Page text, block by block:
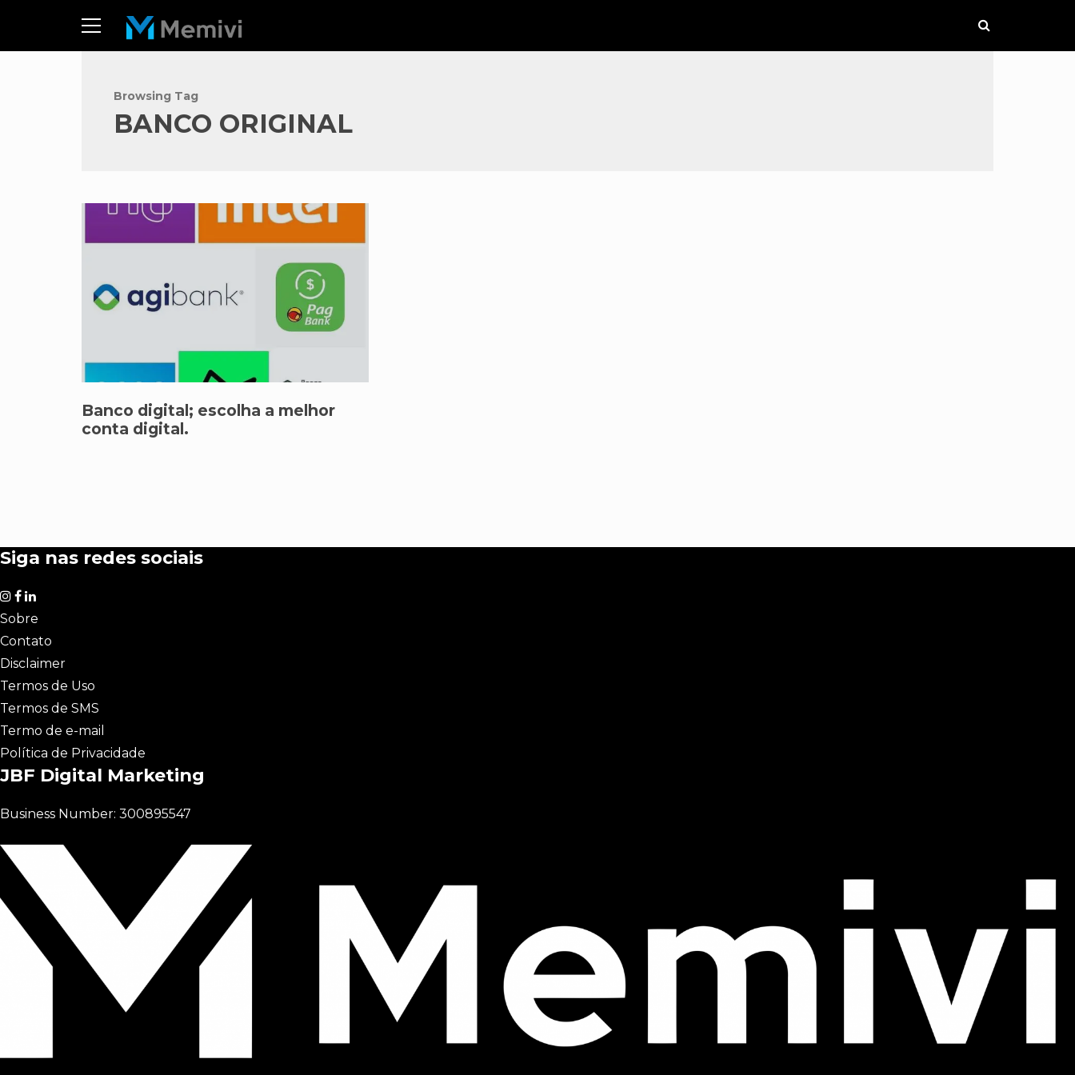
Browsing Tag
BANCO ORIGINAL
Banco digital; escolha a melhor
conta digital.
Siga nas redes sociais
Sobre
Contato
Disclaimer
Termos de Uso
Termos de SMS
Termo de e-mail
Política de Privacidade
JBF Digital Marketing
Business Number: 300895547